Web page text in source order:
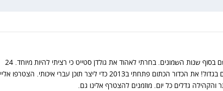
התחלתי את הרומן שלי עם הNBA אי שם בסוף שנות השמונים. בחרתי לאהוד את גולדן סטייט כי רציתי להיות מיוחד. 24
שנות סבל אחרי אותה בחירה זה השתלם בגדול! את הכדור הכתום פתחתי ב2013 כדי ליצר תוכן עברי איכותי. הצטרפו אליי
גדלים כל יום. מוזמנים להצטרף אלינו גם.